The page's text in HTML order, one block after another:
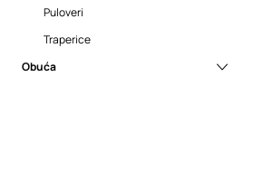
Puloveri
Traperice
Obuća